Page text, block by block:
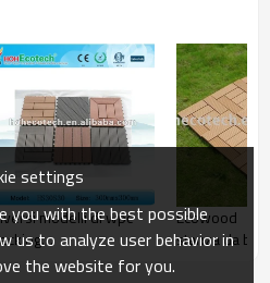
sentire
di usura, con elevata densità di
e stabilità del colore
a basso costo
colla, bassa manutenzione
risparmio di risorse forestali
- scivolo, nessuna rottura
da - 29& deg; a c 51& deg; c
modelli di wpc
di ceramica/stanza da bagno
Ecowood
stanza da
settings
you with the best possible
us to analyze user behavior in
the website for you.